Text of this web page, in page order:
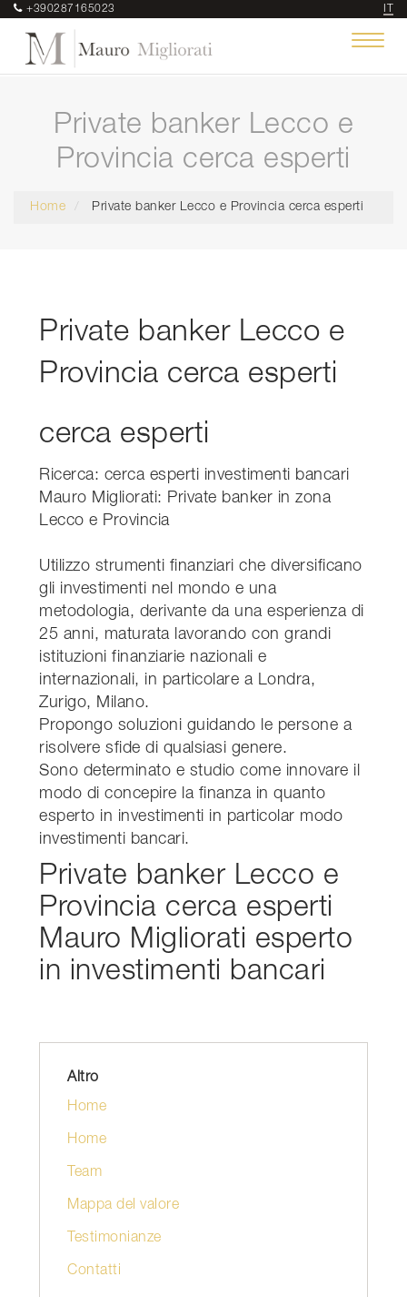
+390287165023
Toggle
Private banker Lecco e
Provincia cerca esperti
Home Private banker Lecco e Provincia cerca esperti
Private banker Lecco e
Provincia cerca esperti
cerca esperti
Ricerca: cerca esperti investimenti bancari
Mauro Migliorati: Private banker in zona
Lecco e Provincia
Utilizzo strumenti finanziari che diversificano
gli investimenti nel mondo e una
metodologia, derivante da una esperienza di
25 anni, maturata lavorando con grandi
istituzioni finanziarie nazionali e
internazionali, in particolare a Londra,
Zurigo, Milano.
Propongo soluzioni guidando le persone a
risolvere sfide di qualsiasi genere.
Sono determinato e studio come innovare il
modo di concepire la finanza in quanto
esperto in investimenti in particolar modo
investimenti bancari.
Private banker Lecco e
Provincia cerca esperti
Mauro Migliorati esperto
in investimenti bancari
Altro
Home
Home
Team
Mappa del valore
Testimonianze
Contatti